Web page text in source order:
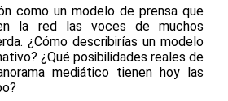
como un modelo de prensa que
la red las voces de muchos
¿Cómo describirías un modelo
¿Qué posibilidades reales de
mediático tienen hoy las